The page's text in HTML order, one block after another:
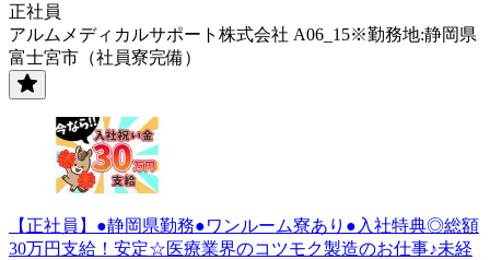
正社員
アルムメディカルサポート株式会社 A06_15※勤務地:静岡県
富士宮市（社員寮完備）
【正社員】●静岡県勤務●ワンルーム寮あり●入社特典◎総額
30万円支給！安定☆医療業界のコツモク製造のお仕事♪未経